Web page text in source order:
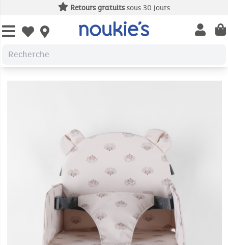
Retours gratuitssous 30 jours
Open wishlist Open